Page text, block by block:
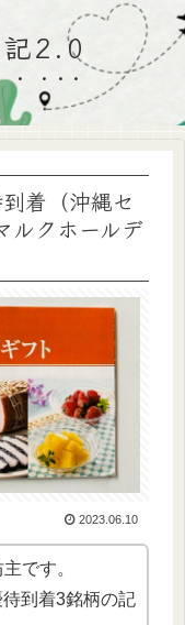
2.0
着（沖縄セ
ルクホールデ
2023.06.10
です。
到着3銘柄の記